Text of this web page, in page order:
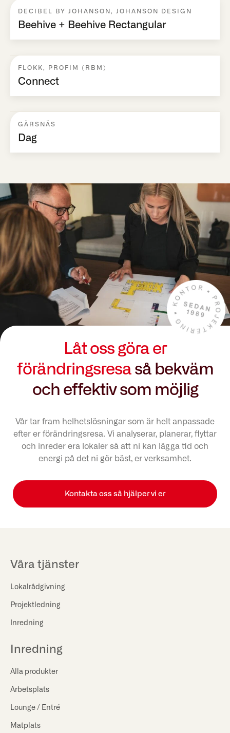
DECIBEL BY JOHANSON , JOHANSON DESIGN
Beehive + Beehive Rectangular
FLOKK, PROFIM (RBM)
Connect
GÄRSNÄS
Dag
Låt oss göra er
förändringsresa så bekväm
och effektiv som möjlig
Vår tar fram helhetslösningar som är helt anpassade
efter er förändringsresa. Vi analyserar, planerar, flyttar
och inreder era lokaler så att ni kan lägga tid och
energi på det ni gör bäst, er verksamhet.
Kontakta oss så hjälper vi er
Våra tjänster
Lokalrådgivning
Projektledning
Inredning
Inredning
Alla produkter
Arbetsplats
Lounge / Entré
Matplats